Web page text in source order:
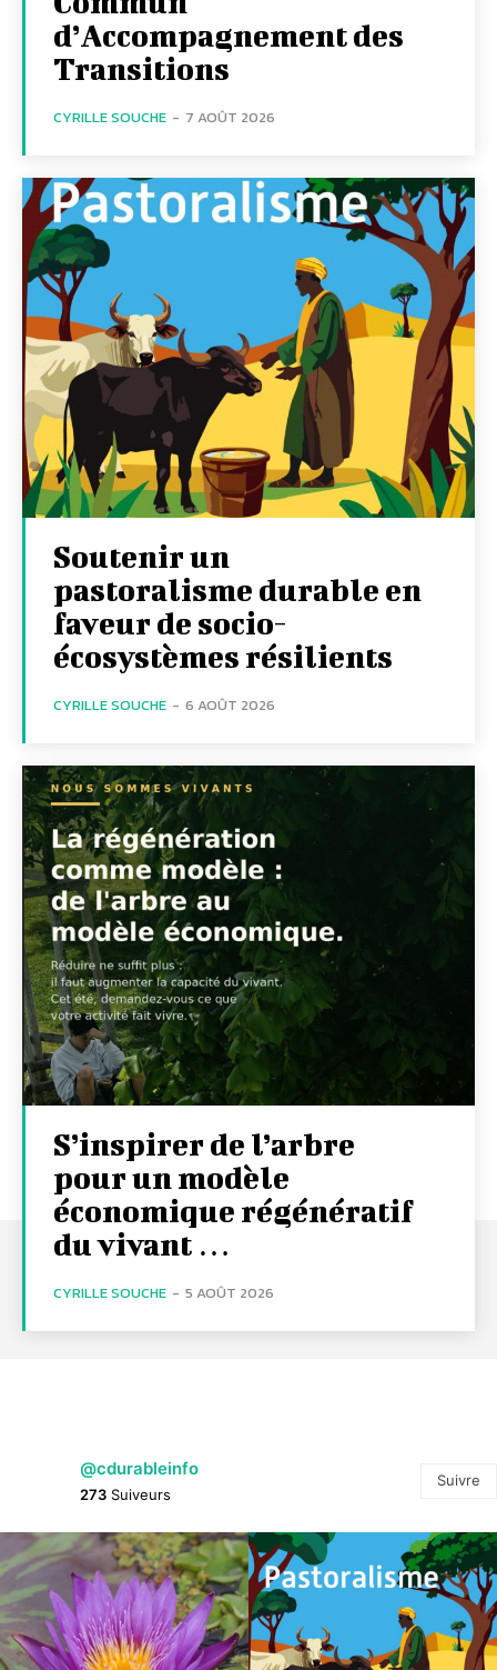
d’Accompagnement des
Transitions
CYRILLE SOUCHE - 7 AOÛT 2026
Soutenir un
pastoralisme durable en
faveur de socio-
écosystèmes résilients
CYRILLE SOUCHE - 6 AOÛT 2026
S’inspirer de l’arbre
pour un modèle
économique régénératif
du vivant …
CYRILLE SOUCHE - 5 AOÛT 2026
@cdurableinfo
273 Suiveurs
Suivre